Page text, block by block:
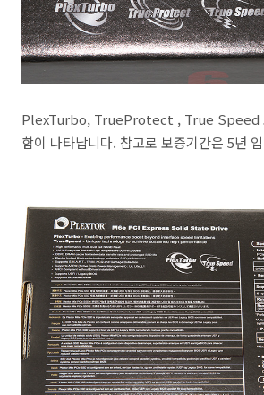
PlexTurbo, TrueProtect , True Speed
함이 나타납니다. 참고로 보증기간은 5년